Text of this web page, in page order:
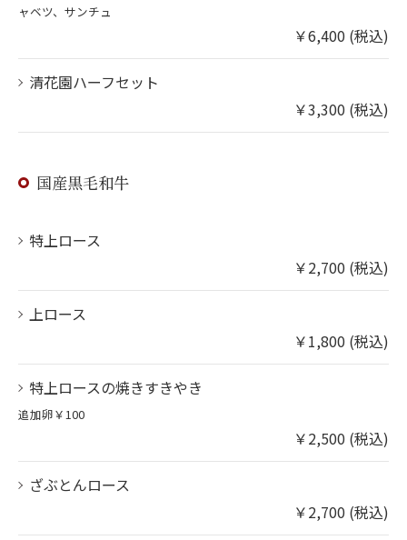
ャベツ、サンチュ
￥6,400 (税込)
清花園ハーフセット
￥3,300 (税込)
国産黒毛和牛
特上ロース
￥2,700 (税込)
上ロース
￥1,800 (税込)
特上ロースの焼きすきやき
追加卵￥100
￥2,500 (税込)
ざぶとんロース
￥2,700 (税込)